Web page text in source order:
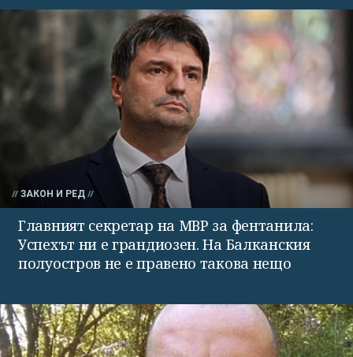
ЗАКОН И РЕД
Главният секретар на МВР за фентанила:
Успехът ни е грандиозен. На Балканския
полуостров не е правено такова нещо